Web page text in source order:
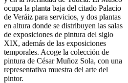
ocupa la planta baja del citado Palacio
de Veráiz para servicios, y dos plantas
en altura donde se distribuyen las salas
de exposiciones de pintura del siglo
XIX, además de las exposiciones
temporales. Acoge la colección de
pintura de César Muñoz Sola, con una
representativa muestra del arte del
pintor.